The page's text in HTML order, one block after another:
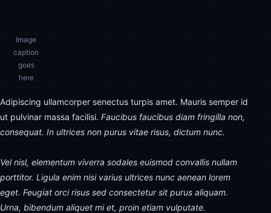
Image
caption
goes
here
Adipiscing ullamcorper senectus turpis amet. Mauris semper id
ut pulvinar massa facilisi. Faucibus faucibus diam fringilla non,
consequat. In ultrices non purus vitae risus, dictum nunc.
Vel nisl, elementum viverra sodales euismod convallis nullam
porttitor. Ligula enim nisi varius ultrices nunc aenean lorem
eget. Feugiat orci risus sed consectetur sit purus aliquam.
Urna, bibendum aliquet mi et, proin etiam vulputate.